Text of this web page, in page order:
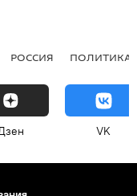
РОССИЯ ПОЛИТИКА
VK